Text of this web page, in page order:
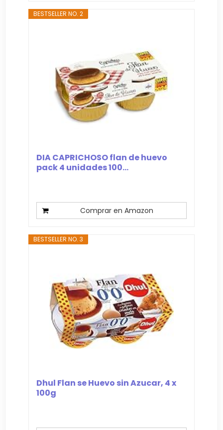
BESTSELLER NO. 2
DIA CAPRICHOSO flan de huevo
pack 4 unidades 100...
Comprar en Amazon
BESTSELLER NO. 3
Dhul Flan se Huevo sin Azucar, 4 x
100g